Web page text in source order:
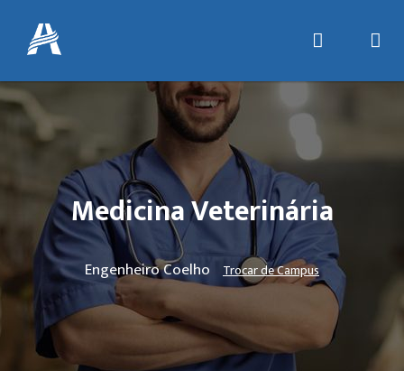
Medicina Veterinária
Engenheiro Coelho Trocar de Campus